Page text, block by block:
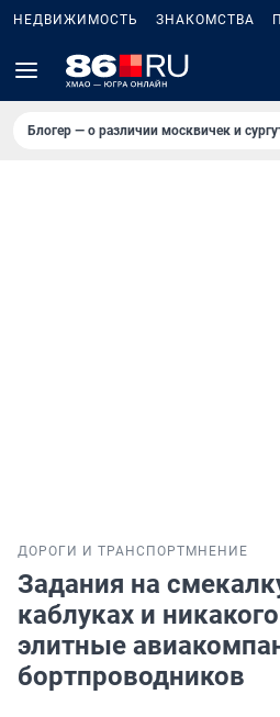
НЕДВИЖИМОСТЬ ЗНАКОМСТВА
Блогер — о различии москвичек и
ДОРОГИ И ТРАНСПОРТ МНЕНИЕ
Задания на
каблуках и
элитные
бортпроводников